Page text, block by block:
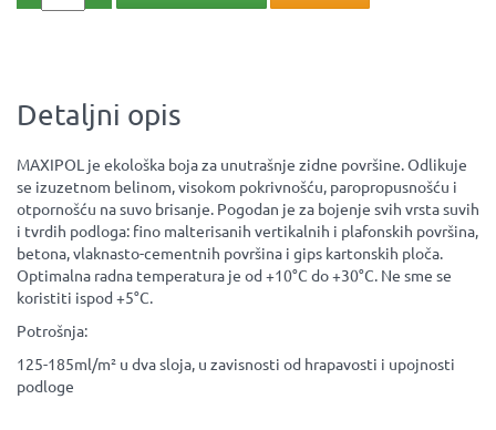
Detaljni opis
MAXIPOL je ekološka boja za unutrašnje zidne površine. Odlikuje
se izuzetnom belinom, visokom pokrivnošću, paropropusnošću i
otpornošću na suvo brisanje. Pogodan je za bojenje svih vrsta suvih
i tvrdih podloga: fino malterisanih vertikalnih i plafonskih površina,
betona, vlaknasto-cementnih površina i gips kartonskih ploča.
Optimalna radna temperatura je od +10°C do +30°C. Ne sme se
koristiti ispod +5°C.
Potrošnja:
125-185ml/m² u dva sloja, u zavisnosti od hrapavosti i upojnosti
podloge